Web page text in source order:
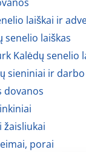
laiškai ir
senelio laiškas
Kalėdų senelio
sieniniai ir
dovanos
žaisliukai
porai